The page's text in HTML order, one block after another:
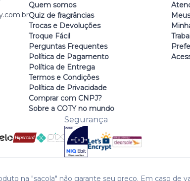
Quem somos
Quiz de fragrâncias
Trocas e Devoluções
Troque Fácil
Perguntas Frequentes
Política de Pagamento
Política de Entrega
Termos e Condições
Política de Privacidade
Comprar com CNPJ?
Sobre a COTY no mundo
Segurança
na "sacola" não garante seu preço. Em caso de